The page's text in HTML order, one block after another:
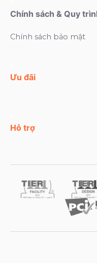
Chính sách & Quy
Chính sách bảo mật
Ưu đãi
Hỗ trợ